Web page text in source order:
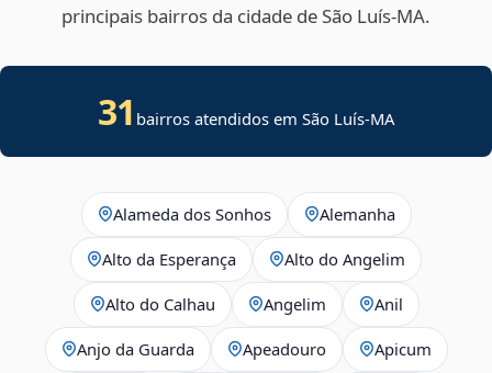
principais bairros da cidade de São Luís‑MA.
31 bairros atendidos em São Luís-MA
Alameda dos Sonhos Alemanha
Alto da Esperança Alto do Angelim
Alto do Calhau Angelim Anil
Anjo da Guarda Apeadouro Apicum